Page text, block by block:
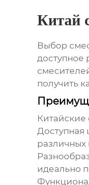
Китай
Выбор
доступное
получить
Китайские
Доступная
различных
идеально